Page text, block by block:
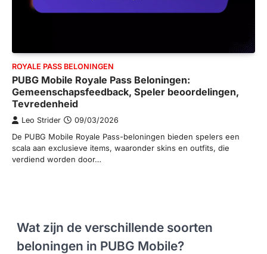
ROYALE PASS BELONINGEN
PUBG Mobile Royale Pass Beloningen:
Gemeenschapsfeedback, Speler beoordelingen,
Tevredenheid
Leo Strider 09/03/2026
De PUBG Mobile Royale Pass-beloningen bieden spelers een
scala aan exclusieve items, waaronder skins en outfits, die
verdiend worden door…
Wat zijn de verschillende soorten
beloningen in PUBG Mobile?